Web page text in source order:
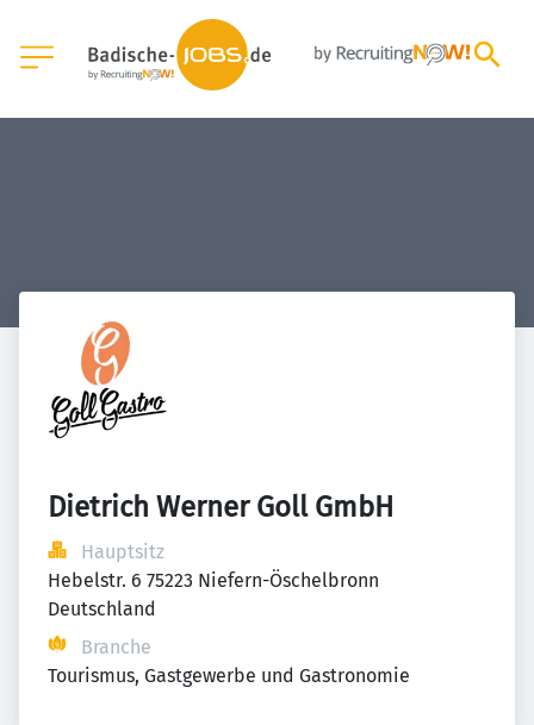
Dietrich Werner Goll GmbH
Hauptsitz
Hebelstr. 6 75223 Niefern-Öschelbronn
Deutschland
Branche
Tourismus, Gastgewerbe und Gastronomie